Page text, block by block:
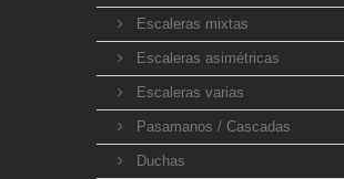
Escaleras mixtas
Escaleras asimétricas
Escaleras varias
Pasamanos / Cascadas
Duchas